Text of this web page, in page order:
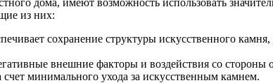
из них:
сохранение структуры искусственного
внешние факторы и воздействия со
минимального ухода за искусственным камнем.